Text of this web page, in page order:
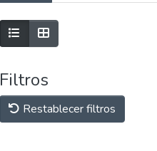
Filtros
Restablecer filtros